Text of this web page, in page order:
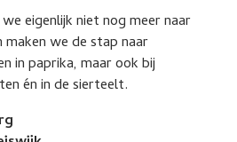
eigenlijk niet nog meer naar
maken we de stap naar
in paprika, maar ook bij
én in de sierteelt.